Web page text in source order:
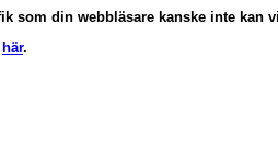
som din webbläsare kanske inte kan
här.